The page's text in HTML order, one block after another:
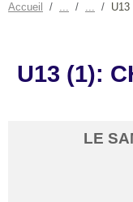
Accueil
U13 (1):
LE